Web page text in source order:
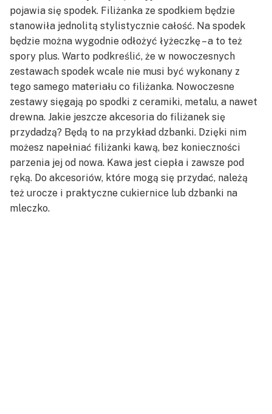
pojawia się spodek. Filiżanka ze spodkiem będzie
stanowiła jednolitą stylistycznie całość. Na spodek
będzie można wygodnie odłożyć łyżeczkę – a to też
spory plus. Warto podkreślić, że w nowoczesnych
zestawach spodek wcale nie musi być wykonany z
tego samego materiału co filiżanka. Nowoczesne
zestawy sięgają po spodki z ceramiki, metalu, a nawet
drewna. Jakie jeszcze akcesoria do filiżanek się
przydadzą? Będą to na przykład dzbanki. Dzięki nim
możesz napełniać filiżanki kawą, bez konieczności
parzenia jej od nowa. Kawa jest ciepła i zawsze pod
ręką. Do akcesoriów, które mogą się przydać, należą
też urocze i praktyczne cukiernice lub dzbanki na
mleczko.